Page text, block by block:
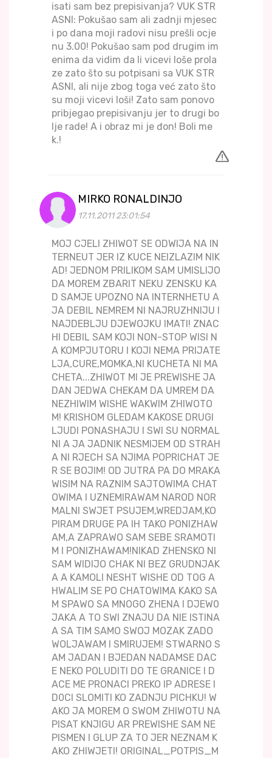
isati sam bez prepisivanja? VUK STR
ASNI: Pokušao sam ali zadnji mjesec
i po dana moji radovi nisu prešli ocje
nu 3.00! Pokušao sam pod drugim im
enima da vidim da li vicevi loše prola
ze zato što su potpisani sa VUK STR
ASNI, ali nije zbog toga već zato što
su moji vicevi loši! Zato sam ponovo
pribjegao prepisivanju jer to drugi bo
lje rade! A i obraz mi je đon! Boli me
k.!
MIRKO RONALDINJO
17.11.2011 23:01:54
MOJ CJELI ZHIWOT SE ODWIJA NA IN
TERNEUT JER IZ KUCE NEIZLAZIM NIK
AD! JEDNOM PRILIKOM SAM UMISLIJO
DA MOREM ZBARIT NEKU ZENSKU KA
D SAMJE UPOZNO NA INTERNHETU A
JA DEBIL NEMREM NI NAJRUZHNIJU I
NAJDEBLJU DJEWOJKU IMATI! ZNAC
HI DEBIL SAM KOJI NON-STOP WISI N
A KOMPJUTORU I KOJI NEMA PRIJATE
LJA,CURE,MOMKA,NI KUCHETA NI MA
CHETA...ZHIWOT MI JE PREWISHE JA
DAN JEDWA CHEKAM DA UMREM DA
NEZHIWIM WISHE WAKWIM ZHIWOTO
M! KRISHOM GLEDAM KAKOSE DRUGI
LJUDI PONASHAJU I SWI SU NORMAL
NI A JA JADNIK NESMIJEM OD STRAH
A NI RJECH SA NJIMA POPRICHAT JE
R SE BOJIM! OD JUTRA PA DO MRAKA
WISIM NA RAZNIM SAJTOWIMA CHAT
OWIMA I UZNEMIRAWAM NAROD NOR
MALNI SWJET PSUJEM,WREDJAM,KO
PIRAM DRUGE PA IH TAKO PONIZHAW
AM,A ZAPRAWO SAM SEBE SRAMOTI
M I PONIZHAWAM!NIKAD ZHENSKO NI
SAM WIDIJO CHAK NI BEZ GRUDNJAK
A A KAMOLI NESHT WISHE OD TOG A
HWALIM SE PO CHATOWIMA KAKO SA
M SPAWO SA MNOGO ZHENA I DJEW0
JAKA A TO SWI ZNAJU DA NIE ISTINA
A SA TIM SAMO SWOJ MOZAK ZADO
WOLJAWAM I SMIRUJEM! STWARNO S
AM JADAN I BJEDAN NADAMSE DAC
E NEKO POLUDITI DO TE GRANICE I D
ACE ME PRONACI PREKO IP ADRESE I
D0CI SLOMITI KO ZADNJU PICHKU! W
AKO JA MOREM O SWOM ZHIWOTU NA
PISAT KNJIGU AR PREWISHE SAM NE
PISMEN I GLUP ZA TO JER NEZNAM K
AKO ZHIWJETI! ORIGINAL_POTPIS_M